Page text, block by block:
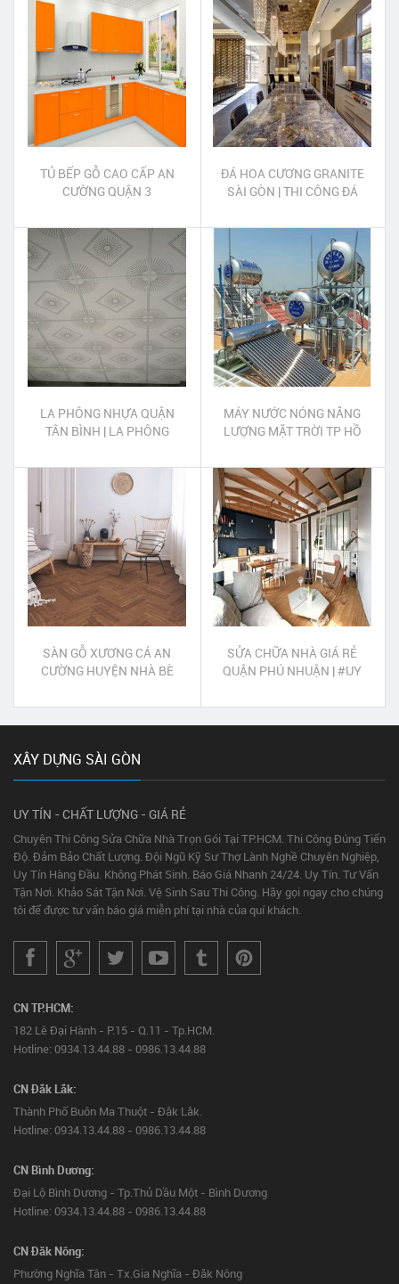
TỦ BẾP GỖ CAO CẤP AN
CƯỜNG QUẬN 3
ĐÁ HOA CƯƠNG GRANITE
SÀI GÒN | THI CÔNG ĐÁ
GÒN
LA PHÔNG NHỰA QUẬN
TÂN BÌNH | LA PHÔNG
BÌNH
MÁY NƯỚC NÓNG NĂNG
LƯỢNG MẶT TRỜI TP HỒ
SÀN GỖ XƯƠNG CÁ AN
CƯỜNG HUYỆN NHÀ BÈ
SỬA CHỮA NHÀ GIÁ RẺ
QUẬN PHÚ NHUẬN | #UY
TÂM
XÂY DỰNG SÀI GÒN
UY TÍN - CHẤT LƯỢNG - GIÁ RẺ
Chuyên Thi Công Sửa Chữa Nhà Trọn Gói Tại TP.HCM. Thi Công Đúng Tiến
Độ. Đảm Bảo Chất Lượng. Đội Ngũ Kỹ Sư Thợ Lành Nghề Chuyên Nghiệp,
Uy Tín Hàng Đầu. Không Phát Sinh. Báo Giá Nhanh 24/24. Uy Tín. Tư Vấn
Tận Nơi. Khảo Sát Tận Nơi. Vệ Sinh Sau Thi Công. Hãy gọi ngay cho chúng
tôi để được tư vấn báo giá miễn phí tại nhà của quí khách.
CN TP.HCM:
182 Lê Đại Hành - P.15 - Q.11 - Tp.HCM.
Hotline: 0934.13.44.88 - 0986.13.44.88
CN Đắk Lắk:
Thành Phố Buôn Ma Thuột - Đắk Lắk.
Hotline: 0934.13.44.88 - 0986.13.44.88
CN Bình Dương:
Đại Lộ Bình Dương - Tp.Thủ Dầu Một - Bình Dương
Hotline: 0934.13.44.88 - 0986.13.44.88
CN Đăk Nông:
Phường Nghĩa Tân - Tx.Gia Nghĩa - Đăk Nông